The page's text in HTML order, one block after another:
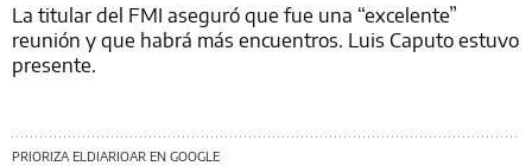
La titular del FMI aseguró que fue una “excelente”
reunión y que habrá más encuentros. Luis Caputo estuvo
presente.
PRIORIZA ELDIARIOAR EN GOOGLE